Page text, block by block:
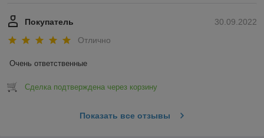
30.09.2022
Покупатель
Отлично
Очень ответственные
Сделка подтверждена через корзину
Показать все отзывы